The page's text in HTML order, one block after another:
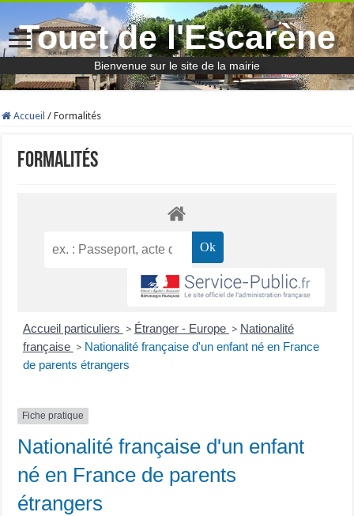
Touet de l'Escarène
Bienvenue sur le site de la mairie
Accueil / Formalités
Formalités
Accueil particuliers > Étranger - Europe > Nationalité
française > Nationalité française d'un enfant né en France
de parents étrangers
Fiche pratique
Nationalité française d'un enfant
né en France de parents
étrangers